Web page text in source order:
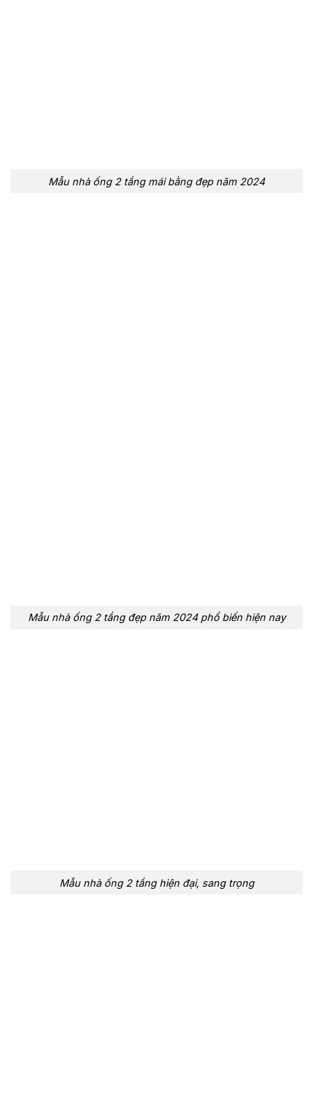
Mẫu nhà ống 2 tầng mái bằng đẹp năm 2024
Mẫu nhà ống 2 tầng đẹp năm 2024 phổ biến hiện nay
Mẫu nhà ống 2 tầng hiện đại, sang trọng